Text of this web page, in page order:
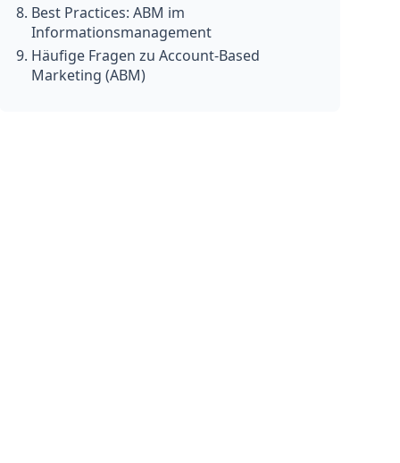
Best Practices: ABM im
Informationsmanagement
Häufige Fragen zu Account-Based
Marketing (ABM)